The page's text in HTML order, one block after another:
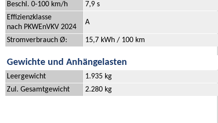
Beschl. 0-100 km/h
7,9 s
Effizienzklasse
nach PKWEnVKV 2024
A
Stromverbrauch Ø: 15,7 kWh / 100 km
Gewichte und Anhängelasten
Leergewicht
1.935 kg
Zul. Gesamtgewicht
2.280 kg